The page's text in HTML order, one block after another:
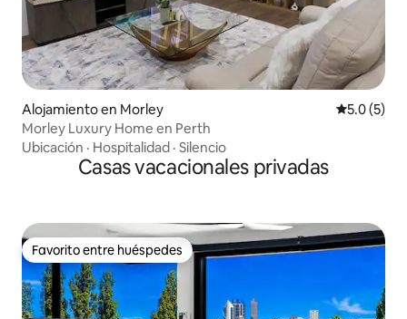
Alojamiento en Morley
5.0 (5)
Morley Luxury Home en Perth
Ubicación · Hospitalidad · Silencio
Casas vacacionales privadas
Favorito entre huéspedes
Favorito entre huéspedes